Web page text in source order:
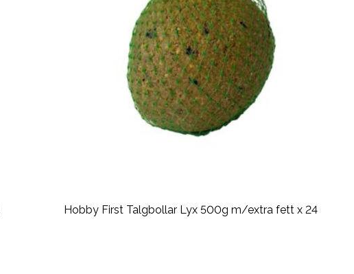
Hobby First Talgbollar Lyx 500g m/extra fett x 24